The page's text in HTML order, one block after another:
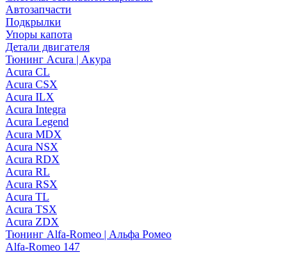
Автозапчасти
Подкрылки
Упоры капота
Детали двигателя
Тюнинг Acura | Акура
Acura CL
Acura CSX
Acura ILX
Acura Integra
Acura Legend
Acura MDX
Acura NSX
Acura RDX
Acura RL
Acura RSX
Acura TL
Acura TSX
Acura ZDX
Тюнинг Alfa-Romeo | Альфа Ромео
Alfa-Romeo 147